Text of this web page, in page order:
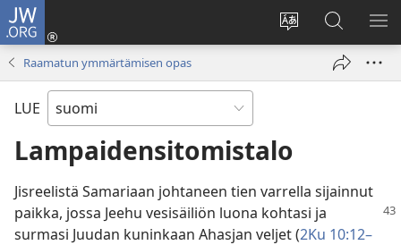
JW.ORG
Vaihda
sivuston
Kirjaudu
(avaa
Hae
JW.ORG-
sivustolta
Raamatun ymmärtämisen opas
LUE
Lampaidensitomistalo
Jisreelistä Samariaan johtaneen tien varrella sijainnut
paikka, jossa Jeehu vesisäiliön luona kohtasi ja
surmasi Juudan kuninkaan Ahasjan veljet (2Ku 10:12–